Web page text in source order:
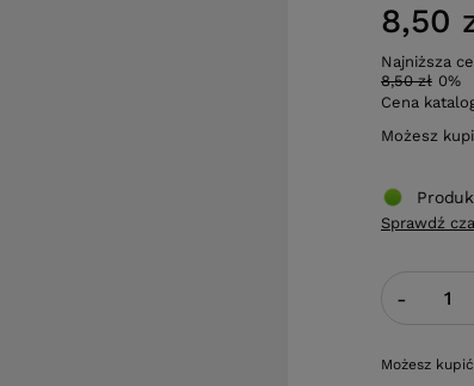
8,50
Najniższa
8,50 zł 0%
Cena
Możesz
-
Możesz
Sprawdź